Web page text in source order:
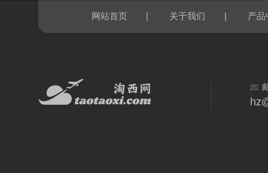
网站首页 | 关于我们 | 产品